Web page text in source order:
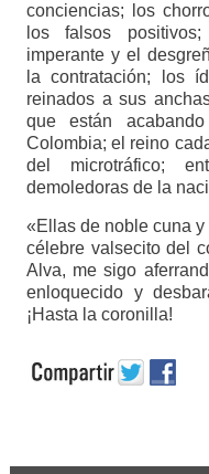
conciencias; los
los falsos
imperante y el
la contratación; los
reinados a sus
que están
Colombia; el reino
del microtráfico;
demoledoras de la
«Ellas de noble cuna
célebre valsecito del
Alva, me sigo
enloquecido y
¡Hasta la coronilla!